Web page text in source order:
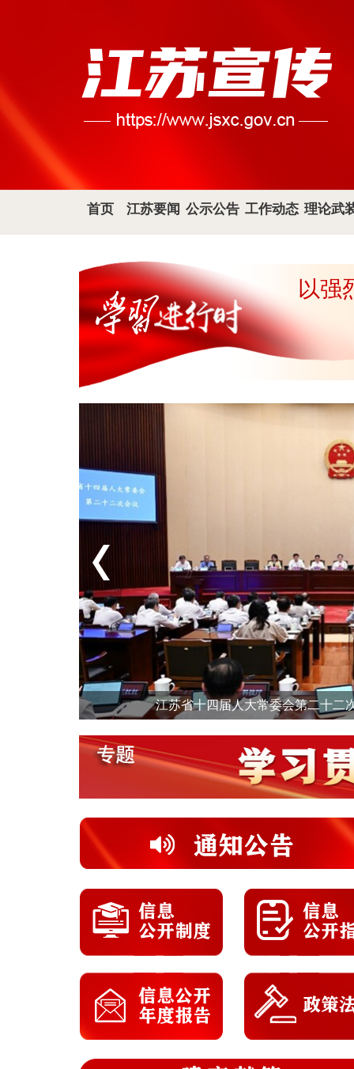
首页 江苏要闻 公示公告 工作动态 理论武
以强
以
江苏省十四届人大常委会第二十二